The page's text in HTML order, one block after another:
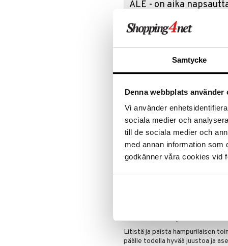
Samtycke
Denna webbplats använder
Vi använder
sociala medier och
till de sociala medier och
med annan information som
godkänner våra cookies vid
ALE - on aika
Näe
Tuotetieto
Käsin taottua terästä asenteella
tyylikkäissä mustissa
tehtaassa, joka tekee Kuro-
Painamalla ja ruskistamalla
ainutlaatuisen koostumuksen -
Kun litistät hampurilaisen,
Litistä ja paista hampurilaisen
päälle todella hyvää juustoa ja